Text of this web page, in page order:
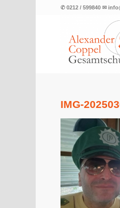
✆ 0212 / 599840 ✉
IMG-